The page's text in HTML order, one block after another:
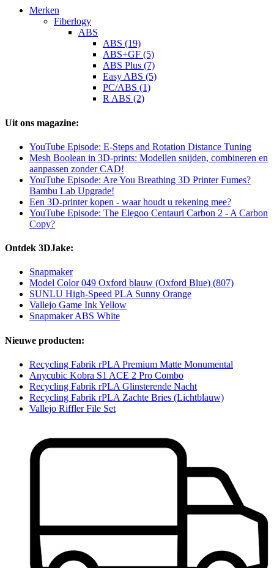
Merken
Fiberlogy
ABS
ABS (19)
ABS+GF (5)
ABS Plus (7)
Easy ABS (5)
PC/ABS (1)
R ABS (2)
Uit ons magazine:
YouTube Episode: E-Steps and Rotation Distance Tuning
Mesh Boolean in 3D-prints: Modellen snijden, combineren en
aanpassen zonder CAD!
YouTube Episode: Are You Breathing 3D Printer Fumes?
Bambu Lab Upgrade!
Een 3D-printer kopen - waar houdt u rekening mee?
YouTube Episode: The Elegoo Centauri Carbon 2 - A Carbon
Copy?
Ontdek 3DJake:
Snapmaker
Model Color 049 Oxford blauw (Oxford Blue) (807)
SUNLU High-Speed PLA Sunny Orange
Vallejo Game Ink Yellow
Snapmaker ABS White
Nieuwe producten:
Recycling Fabrik rPLA Premium Matte Monumental
Anycubic Kobra S1 ACE 2 Pro Combo
Recycling Fabrik rPLA Glinsterende Nacht
Recycling Fabrik rPLA Zachte Bries (Lichtblauw)
Vallejo Riffler File Set